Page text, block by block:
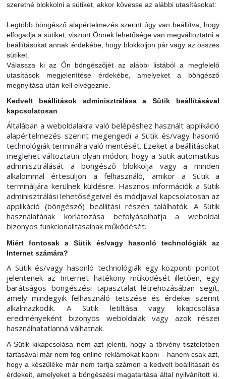
szeretné blokkolni a sütiket, akkor kövesse az alábbi utasításokat:
Legtöbb böngésző alapértelmezés szerint úgy van beállítva, hogy
elfogadja a sütiket, viszont Önnek lehetősége van megváltoztatni a
beállításokat annak érdekébe, hogy blokkoljon pár vagy az összes
sütiket.
Válassza ki az Ön böngészőjét az alábbi listából a megfelelő
utasítások megjelenítése érdekébe, amelyeket a böngésző
megnyitása után kell elvégeznie.
Kedvelt beállítások adminisztrálása a Sütik beállításával
kapcsolatosan
Általában a weboldalakra való belépéshez használt applikáció
alapértelmezés szerint megengedi a Sütik és/vagy hasonló
technológiák terminálra való mentését. Ezeket a beállításokat
meglehet változtatni olyan módon, hogy a Sütik automatikus
adminisztrálását a böngésző blokkolja vagy a minden
alkalommal értesüljön a felhasználó, amikor a Sütik a
termináljára kerülnek küldésre. Hasznos információk a Sütik
adminisztrálási lehetőségeivel és módjaival kapcsolatosan az
applikáció (böngésző) beállítási részén találhatók. A Sütik
használatának korlátozása befolyásolhatja a weboldal
bizonyos funkcionalitásainak működését.
Miért fontosak a Sütik és/vagy hasonló technológiák az
Internet számára?
A Sütik és/vagy hasonló technológiák egy központi pontot
jelentenek az Internet hatékony működését illetően, egy
barátságos böngészési tapasztalat létrehozásában segít,
amely mindegyik felhasználó tetszése és érdekei szerint
alkalmazkodik. A Sütik letiltása vagy kikapcsolása
eredményeként bizonyos weboldalak vagy azok részei
használhatatlanná válhatnak.
A Sütik kikapcsolása nem azt jelenti, hogy a törvény tiszteletben
tartásával már nem fog online reklámokat kapni – hanem csak azt,
hogy a készüléke már nem tartja számon a kedvelt beállításait és
érdekeit, amelyeket a böngészési magatartása által nyilvánított ki.